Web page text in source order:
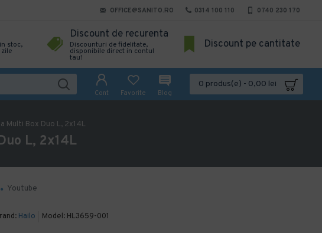
OFFICE@SANITO.RO 0314 100 110 0740 230 170
stoc,
Discount de recurenta
Discounturi de fidelitate,
disponibile direct in contul
tau!
Discount pe cantitate
Cont Favorite Blog
0 produs(e) - 0,00 lei
Multi Box Duo L, 2x14L
L, 2x14L
Youtube
Hailo Model: HL3659-001